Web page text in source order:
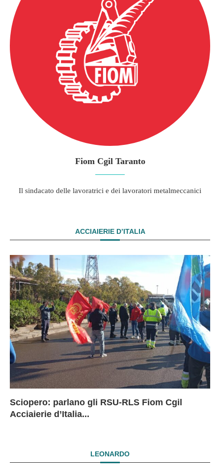
Fiom Cgil Taranto
Il sindacato delle lavoratrici e dei lavoratori metalmeccanici
ACCIAIERIE D’ITALIA
Sciopero: parlano gli RSU-RLS Fiom Cgil
Acciaierie d’Italia...
LEONARDO